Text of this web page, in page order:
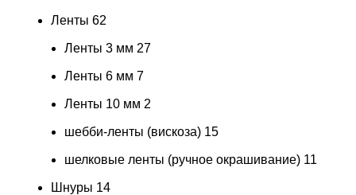
Ленты 62
Ленты 3 мм 27
Ленты 6 мм 7
Ленты 10 мм 2
шебби-ленты (вискоза) 15
шелковые ленты (ручное окрашивание) 11
Шнуры 14